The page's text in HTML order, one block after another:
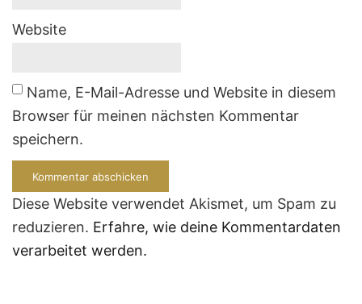
Website
Name, E-Mail-Adresse und Website in diesem
Browser für meinen nächsten Kommentar
speichern.
Diese Website verwendet Akismet, um Spam zu
reduzieren. Erfahre, wie deine Kommentardaten
verarbeitet werden.